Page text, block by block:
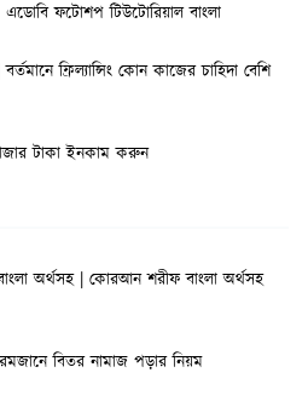
ফটোশপ টিউটোরিয়াল বাংলা
ফ্রিল্যান্সিং কোন কাজের চাহিদা বেশি
টাকা ইনকাম করুন
অর্থসহ | কোরআন শরীফ বাংলা অর্থসহ
বিতর নামাজ পড়ার নিয়ম